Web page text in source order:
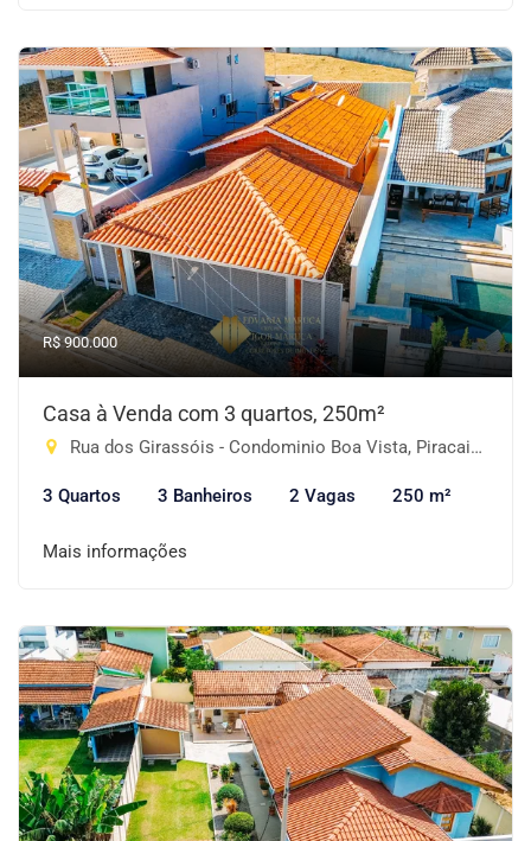
R$ 900.000
Casa à Venda com 3 quartos, 250m²
Rua dos Girassóis - Condominio Boa Vista, Piracaia-SP
3 Quartos 3 Banheiros 2 Vagas 250 m²
Mais informações